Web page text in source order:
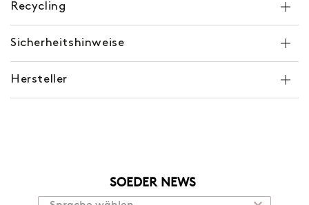
Recycling
Sicherheitshinweise
Hersteller
SOEDER NEWS